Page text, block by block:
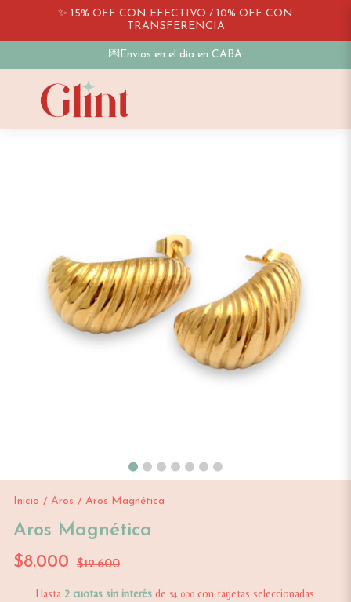
✨ 15% OFF CON EFECTIVO / 10% OFF CON
TRANSFERENCIA
💌Envios en el dia en CABA
Inicio / Aros / Aros Magnética
Aros Magnética
$8.000 $12.600
Hasta 2 cuotas sin interésde $4.000con tarjetas seleccionadas